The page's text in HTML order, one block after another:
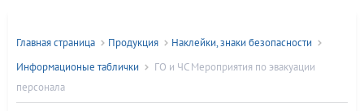
Главная страница Продукция
Наклейки, знаки безопасности
Информационые таблички
ГО и ЧС Мероприятия по эвакуации
персонала